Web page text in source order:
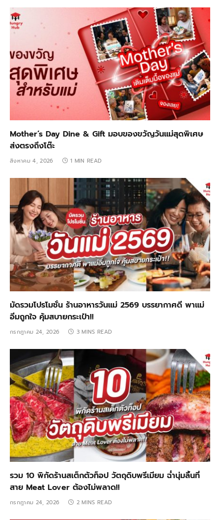
Mother’s Day Dine & Gift มอบของขวัญวันแม่สุดพิเศษ
ส่งตรงถึงโต๊ะ
สิงหาคม 4, 2026 1 MIN READ
มัดรวมโปรโมชั่น ร้านอาหารวันแม่ 2569 บรรยากาศดี พาแม่
อิ่มถูกใจ คุ้มสบายกระเป๋า!!
กรกฎาคม 24, 2026 3 MINS READ
รวม 10 พิกัดร้านสเต็กตัวท็อป วัตถุดิบพรีเมียม ฉ่ำนุ่มลิ้นที่
สาย Meat Lover ต้องไม่พลาด!!
กรกฎาคม 24, 2026 2 MINS READ